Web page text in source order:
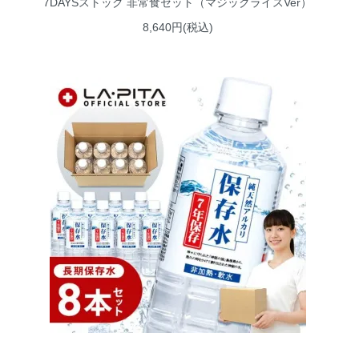
7DAYSストック 非常食セット（マジックライスVer）
8,640円(税込)